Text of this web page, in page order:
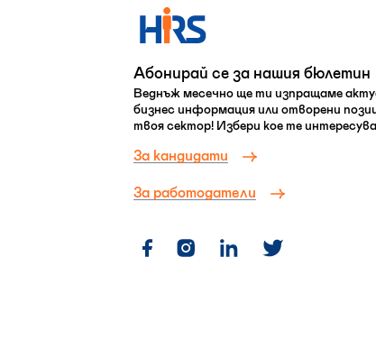
Абонирай се за нашия бюлетин
Веднъж месечно ще ти изпращаме
бизнес информация или отворени
твоя сектор! Избери кое те
За кандидати
За работодатели